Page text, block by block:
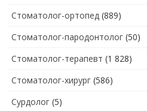
Стоматолог-ортопед (889)
Стоматолог-пародонтолог (50)
Стоматолог-терапевт (1 828)
Стоматолог-хирург (586)
Сурдолог (5)